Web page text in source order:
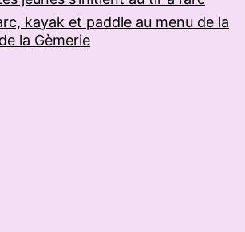
kayak et paddle au menu de la
la Gèmerie